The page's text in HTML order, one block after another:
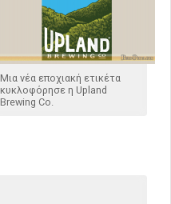
Μια νέα εποχιακή ετικέτα
κυκλοφόρησε η Upland
Brewing Co.